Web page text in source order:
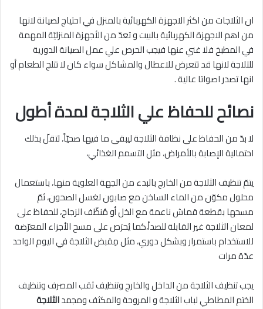
ان الثلاجات من اكثر الاجهزة الكهربائية بالمنزل في احتياج لصيانة لانها
من اهم الاجهزة الكهربائية بالبيت و تعدّ من الأجهزة المنزليّة المهمة
في المطبخ فلا غني عنها فيجب الحرص علي عمل الصيانة الدورية
للتلاجة لانها قد تتعرض للاعطال والمشاكل سواء كان لا تتلج الطعام أو
انها تصدر اصواتا عالية .
نصائح للحفاظ علي الثلاجة لمدة أطول
لا بدّ من الحفاظ على نظافة الثلاجة ليبقى ما فيها صحيّاً، لتقلّ بذلك
احتمالية الإصابة بالأمراض، مثل التسمم الغذائي،
يتمّ تنظيف الثلاجة من الخارج بالبدء من الجهة العلوية منها، باستعمال
محلول مكوّن من الماء الساخن مع صابون لغسل الصحون، ثمّ
مسحها بقطعة قماش ناعمة مع الخل أو مُنظّف الزجاج، للحفاظ على
لمعان الثلاجة غير القابلة للصدأ،كما يُحرَص على مسح الأجزاء المعرّضة
للاستخدام باستمرار وبشكل دوري، مثل مِقبض الثلاجة في اليوم الواحد
عدّة مرات
يجب تنظيف الثلاجة من الداخل والخارج وتنظيف ثقب المصرف وتنظيف
الختم المطاطي لباب الثلاجة و المروحة والمكثف ومجمدالثلاجة